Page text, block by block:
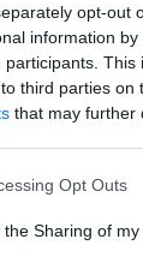
opt-out
information
participants.
third parties on
that may further
Opt Outs
Sharing of my